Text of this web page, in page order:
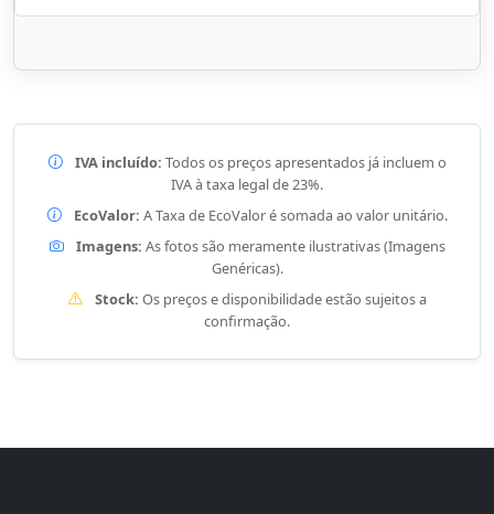
IVA incluído: Todos os preços apresentados já incluem o
IVA à taxa legal de 23%.
EcoValor: A Taxa de EcoValor é somada ao valor unitário.
Imagens: As fotos são meramente ilustrativas (Imagens
Genéricas).
Stock: Os preços e disponibilidade estão sujeitos a
confirmação.